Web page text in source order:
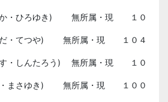
か・ひろゆき) 無所属・現 １０
だ・てつや) 無所属・現 １０４
・しんたろう) 無所属・現 １０
・まさゆき) 無所属・現 １００